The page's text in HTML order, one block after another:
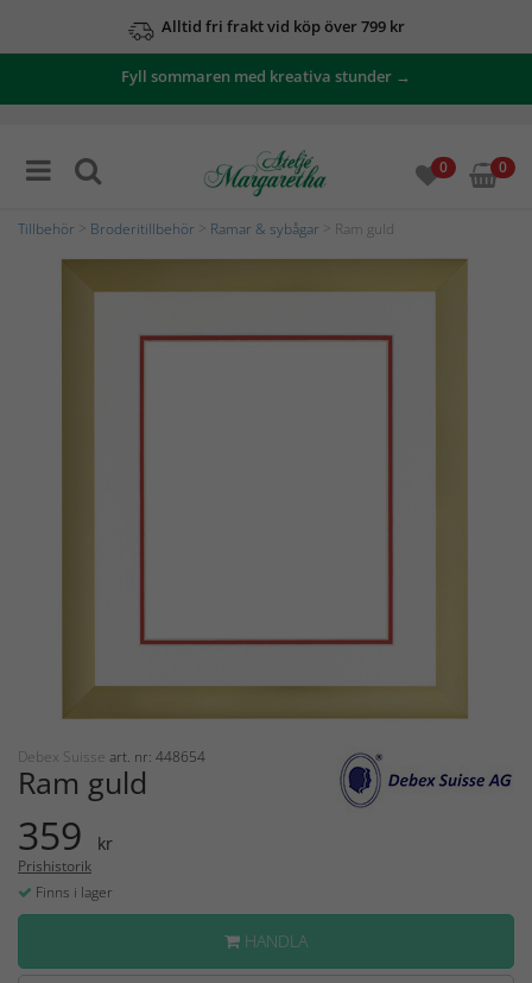
Alltid fri frakt vid köp över 799 kr
Fyll sommaren med kreativa stunder →
0 0
Tillbehör Broderitillbehör Ramar & sybågar > Ram guld
Debex Suisse art. nr: 448654
Ram guld
359 kr
Prishistorik
Finns i lager
HANDLA